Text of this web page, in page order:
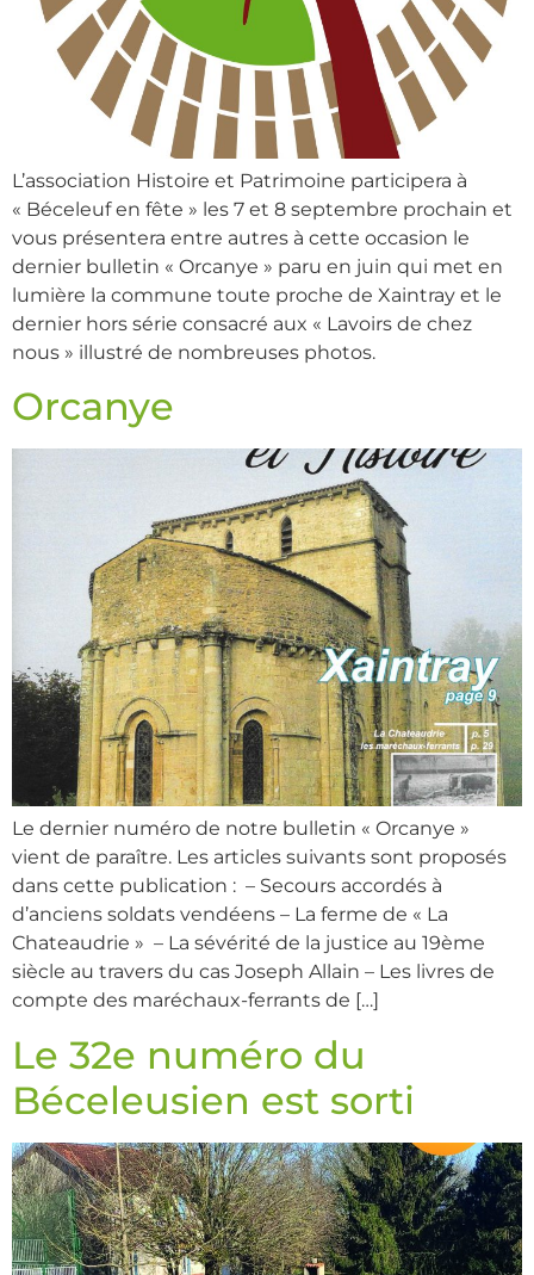
L’association Histoire et Patrimoine participera à
« Béceleuf en fête » les 7 et 8 septembre prochain et
vous présentera entre autres à cette occasion le
dernier bulletin « Orcanye » paru en juin qui met en
lumière la commune toute proche de Xaintray et le
dernier hors série consacré aux « Lavoirs de chez
nous » illustré de nombreuses photos.
Orcanye
Le dernier numéro de notre bulletin « Orcanye »
vient de paraître. Les articles suivants sont proposés
dans cette publication : – Secours accordés à
d’anciens soldats vendéens – La ferme de « La
Chateaudrie » – La sévérité de la justice au 19ème
siècle au travers du cas Joseph Allain – Les livres de
compte des maréchaux-ferrants de […]
Le 32e numéro du
Béceleusien est sorti